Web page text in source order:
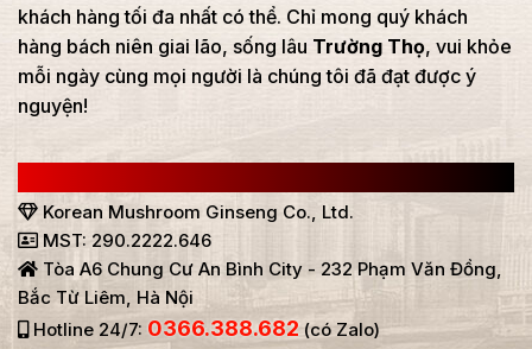
khách hàng tối đa nhất có thể. Chỉ mong quý khách
hàng bách niên giai lão, sống lâu Trường Thọ, vui khỏe
mỗi ngày cùng mọi người là chúng tôi đã đạt được ý
nguyện!
Korean Mushroom Ginseng Co., Ltd.
MST: 290.2222.646
Tòa A6 Chung Cư An Bình City - 232 Phạm Văn Đồng,
Bắc Từ Liêm, Hà Nội
Hotline 24/7: 0366.388.682(có Zalo)